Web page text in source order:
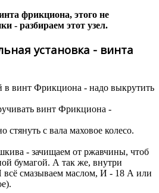
фрикциона, этого не
- разбираем этот узел.
установка - винта
винт Фрикциона - надо выкрутить
винт Фрикциона -
стянуть с вала маховое колесо.
- зачищаем от ржавчины, чтоб
бумагой. А так же, внутри
всё смазываем маслом, И - 18 А или